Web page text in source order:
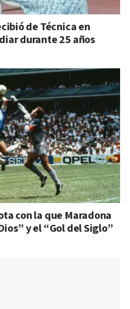
de Técnica en
durante 25 años
con la que Maradona
y el “Gol del Siglo”